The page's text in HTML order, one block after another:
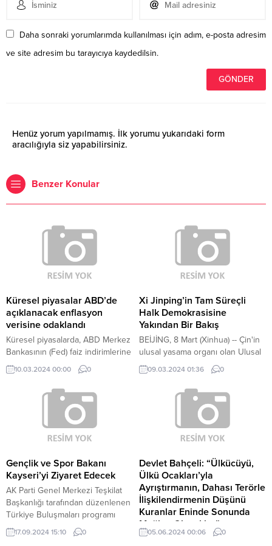
Daha sonraki yorumlarımda kullanılması için adım, e-posta adresim
ve site adresim bu tarayıcıya kaydedilsin.
Henüz yorum yapılmamış. İlk yorumu yukarıdaki form
aracılığıyla siz yapabilirsiniz.
Benzer Konular
Küresel piyasalar ABD’de
açıklanacak enflasyon
verisine odaklandı
Küresel piyasalarda, ABD Merkez
Bankasının (Fed) faiz indirimlerine
ne zaman başlayacağına ilişkin
belirsizliğin sürüyor olması ve
teknoloji hisselerindeki
düşüşlerle bu hafta karışık bir
seyir izlenirken gözler bu ülkenin
gelecek hafta salı günü
açıklanacak enflasyon verilerine
10.03.2024 00:00 0
Xi Jinping’in Tam Süreçli
Halk Demokrasisine
Yakından Bir Bakış
BEİJİNG, 8 Mart (Xinhua) -- Çin'in
ulusal yasama organı olan Ulusal
Halk Kongresi ile ülkenin siyasi
istişare organı Çin Halk Siyasi
Danışma Konferansı'nın yıllık
toplantıları gözlemcilerin ülkede
demokrasinin fiili işleyişine
tanıklık etmek üzere benzersiz bir
gözlem noktası edinmeleri...
09.03.2024 01:36 0
Gençlik ve Spor Bakanı
Kayseri’yi Ziyaret Edecek
AK Parti Genel Merkezi Teşkilat
Başkanlığı tarafından düzenlenen
Türkiye Buluşmaları programı
çerçevesinde Gençlik ve Spor
Bakanı Osman Aşkın Bak ve
17.09.2024 15:10 0
Devlet Bahçeli: “Ülkücüyü,
Ülkü Ocakları’yla
Ayrıştırmanın, Dahası Terörle
İlişkilendirmenin Düşünü
Kuranlar Eninde Sonunda
Mağlup Olacaklar”
MHP Genel Başkanı Devlet
05.06.2024 00:06 0